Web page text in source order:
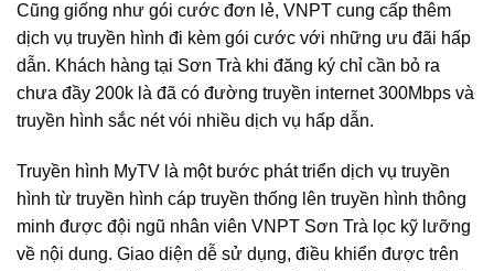
Cũng giống như gói cước đơn lẻ, VNPT cung cấp thêm
dịch vụ truyền hình đi kèm gói cước với những ưu đãi hấp
dẫn. Khách hàng tại Sơn Trà khi đăng ký chỉ cần bỏ ra
chưa đầy 200k là đã có đường truyền internet 300Mbps và
truyền hình sắc nét vói nhiều dịch vụ hấp dẫn.
Truyền hình MyTV là một bước phát triển dịch vụ truyền
hình từ truyền hình cáp truyền thống lên truyền hình thông
minh được đội ngũ nhân viên VNPT Sơn Trà lọc kỹ lưỡng
về nội dung. Giao diện dễ sử dụng, điều khiển được trên